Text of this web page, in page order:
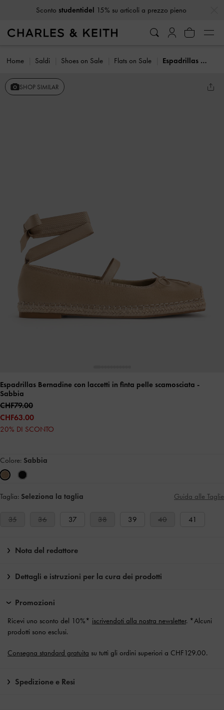
Sconto studentidel 15% su articoli a prezzo pieno
Home Saldi Shoes on Sale Flats on Sale Espadrillas Bernadine con laccetti in finta pelle scamosciata
SHOP SIMILAR
Espadrillas Bernadine con laccetti in finta pelle scamosciata -
Sabbia
CHF79.00
CHF63.00
20% DI SCONTO
Colore: Sabbia
Taglia: Seleziona la taglia Guida alle Taglie
35 36 37 38 39 40 41
Nota del redattore
Dettagli e istruzioni per la cura dei prodotti
Promozioni
Ricevi uno sconto del 10%* iscrivendoti alla nostra newsletter. *Alcuni
prodotti sono esclusi.
Consegna standard gratuita su tutti gli ordini superiori a CHF129.00.
Spedizione e Resi